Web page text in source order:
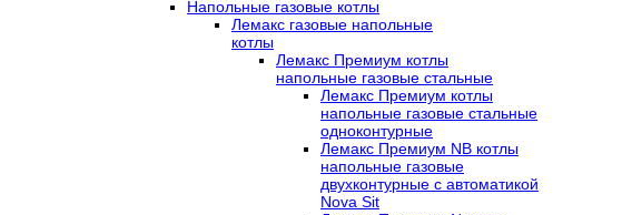
Напольные газовые котлы
Лемакс газовые напольные
котлы
Лемакс Премиум котлы
напольные газовые стальные
Лемакс Премиум котлы
напольные газовые стальные
одноконтурные
Лемакс Премиум NB котлы
напольные газовые
двухконтурные c автоматикой
Nova Sit